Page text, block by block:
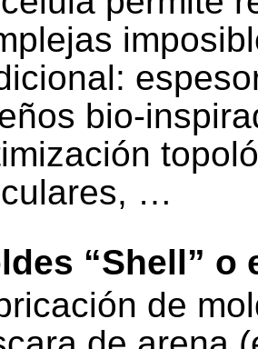
bio-
…
“Shell” o
de